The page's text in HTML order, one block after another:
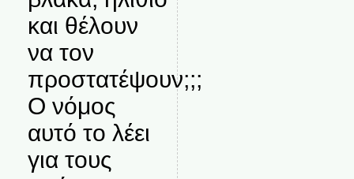
και θέλουν
να τον
προστατέψουν;;;
Ο νόμος
αυτό το λέει
για τους